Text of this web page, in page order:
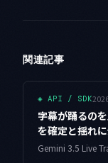
関連記事
◈ API / SDK
字幕が踊るの
を確定と揺れ